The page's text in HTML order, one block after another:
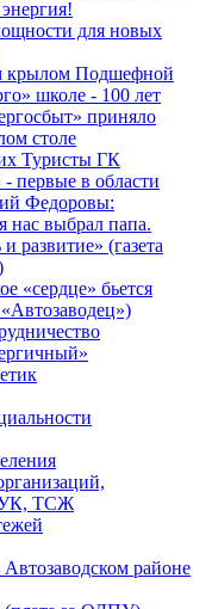
для новых
крылом Подшефной
школе - 100 лет
приняло
столе
Туристы ГК
- первые в области
Федоровы:
нас выбрал папа.
развитие» (газета
«сердце» бьется
УК, ТСЖ
районе